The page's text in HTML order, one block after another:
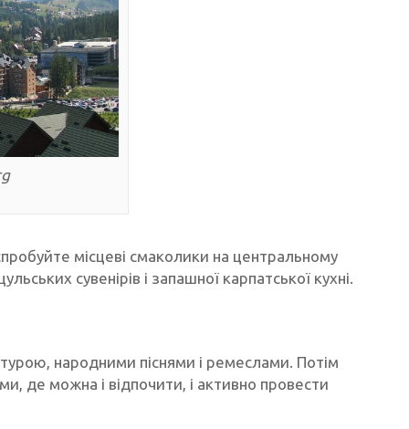
місцеві смаколики на центральному
сувенірів і запашної карпатської кухні.
народними піснями і ремеслами. Потім
де можна і відпочити, і активно провести